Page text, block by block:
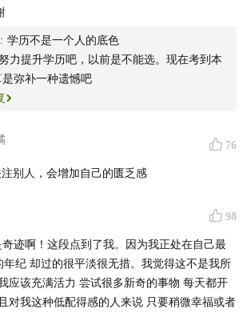
，会强化你的匮乏感
带来的掌控感和内驱力
关经验，专注的馈赠
自己
还是旅行
: 学历不是一个人的底色
努力提升学历吧，以前是不能选。现在考到本
弥补一种遗憾吧
76
别人，会增加自己的匮乏感
98
迹啊！这段点到了我。因为我正处在自己最
纪 却过的很平淡很无措。我觉得这不是我所
应该充满活力 尝试很多新奇的事物 每天都开
对我这种低配得感的人来说 只要稍微幸福或者